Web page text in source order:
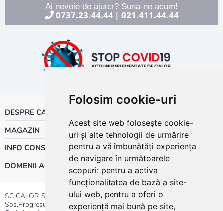
Folosim cookie-uri
Acest site web folosește cookie-
uri și alte tehnologii de urmărire
pentru a vă îmbunătăți experiența
de navigare în următoarele
scopuri: pentru a activa
funcționalitatea de bază a site-
ului web, pentru a oferi o
experiență mai bună pe site,
Ai nevoie de ajutor? Suna-ne acum!
0737.23.44.44| 021.411.44.44
DESPRE CALOR
MAGAZIN
INFO CONSUMATOR
DOMENII ACTIVITATE
SC CALOR SRL
Sos.Progresului nr.30-40, Sector 5, Bucuresti